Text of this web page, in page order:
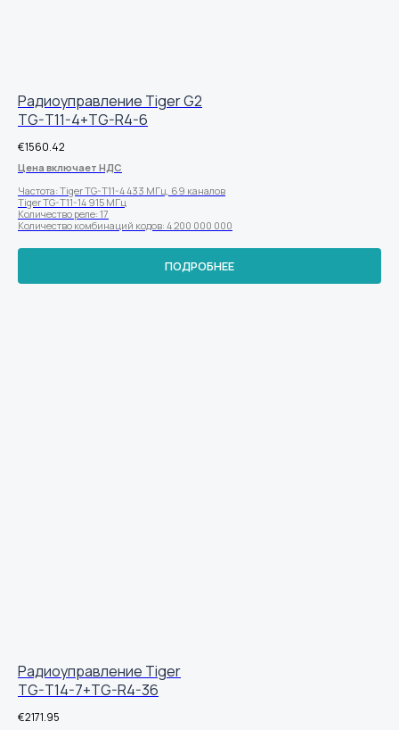
Радиоуправление Tiger G2
TG-T11-4+TG-R4-6
€1560.42
Цена включает НДС
Частота: Tiger TG-T11-4 433 МГц, 69 каналов
Tiger TG-T11-14 915 МГц
Количество реле: 17
Количество комбинаций кодов: 4 200 000 000
ПОДРОБНЕЕ
Радиоуправление Tiger
TG-T14-7+TG-R4-36
€2171.95